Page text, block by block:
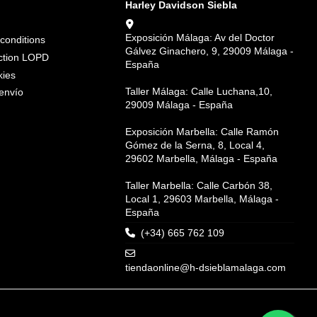
LOPD
Harley Davidson Siebla
Exposición Málaga: Av del Doctor
Gálvez Ginachero, 9, 29009 Málaga -
España
Taller Málaga: Calle Luchana,10,
29009 Málaga - España
Exposición Marbella: Calle Ramón
Gómez de la Serna, 8, Local 4,
29602 Marbella, Málaga - España
Taller Marbella: Calle Carbón 38,
Local 1, 29603 Marbella, Málaga -
España
(+34) 665 762 109
tiendaonline@h-dsieblamalaga.com